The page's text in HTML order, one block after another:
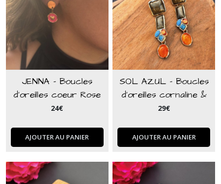
JENNA - Boucles
d'oreilles coeur Rose
24€
AJOUTER AU PANIER
SOL AZUL - Boucles
d'oreilles cornaline &
howlite
29€
AJOUTER AU PANIER